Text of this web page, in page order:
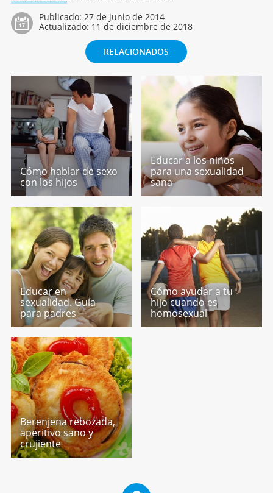
Publicado: 27 de junio de 2014
Actualizado: 11 de diciembre de 2018
RELACIONADOS
Cómo hablar de sexo
con los hijos
Educar a los niños
para una sexualidad
sana
Educar en
sexualidad. Guía
para padres
Cómo ayudar a tu
hijo cuando es
homosexual
Berenjena rebozada,
aperitivo sano y
crujiente